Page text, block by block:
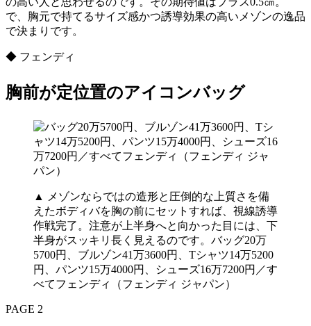
で、胸元で持てるサイズ感かつ誘導効果の高いメゾンの逸品
で決まりです。
◆ フェンディ
胸前が定位置のアイコンバッグ
▲ メゾンならではの造形と圧倒的な上質さを備
えたボディバを胸の前にセットすれば、視線誘導
作戦完了。注意が上半身へと向かった目には、下
半身がスッキリ長く見えるのです。バッグ20万
5700円、ブルゾン41万3600円、Tシャツ14万5200
円、パンツ15万4000円、シューズ16万7200円／す
べてフェンディ（フェンディ ジャパン）
PAGE 2